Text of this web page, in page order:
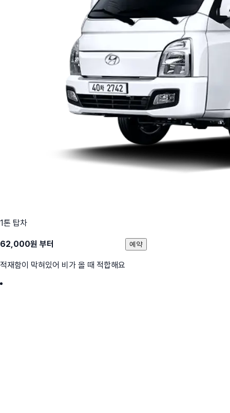
1톤 탑차
62,000원 부터
적재함이 막혀있어 비가 올 때 적합해요
예약